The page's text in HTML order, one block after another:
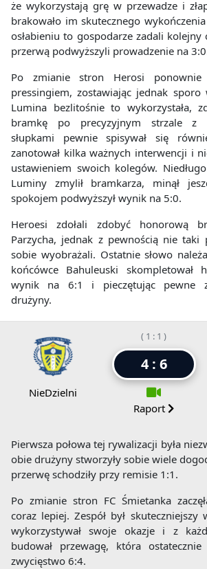
że wykorzystają grę w przewadze i
brakowało im skutecznego
osłabieniu to gospodarze zadali kolejny
przerwą podwyższyli prowadzenie na
Po zmianie stron Herosi ponownie
pressingiem, zostawiając jednak sporo
Lumina bezlitośnie to wykorzystała,
bramkę po precyzyjnym strzale z
słupkami pewnie spisywał się
zanotował kilka ważnych interwencji i
ustawieniem swoich kolegów.
Luminy zmylił bramkarza, minął
spokojem podwyższył wynik na 5:0.
Heroesi zdołali zdobyć honorową
Parzycha, jednak z pewnością nie taki
sobie wyobrażali. Ostatnie słowo
końcówce Bahuleuski skompletował
wynik na 6:1 i pieczętując pewne
drużyny.
NieDzielni
( 1 : 1 )
4 : 6
Raport
Pierwsza połowa tej rywalizacji była
obie drużyny stworzyły sobie wiele
przerwę schodziły przy remisie 1:1.
Po zmianie stron FC Śmietanka
coraz lepiej. Zespół był skuteczniejszy
wykorzystywał swoje okazje i z
budował przewagę, która ostatecznie
zwycięstwo 6:4.